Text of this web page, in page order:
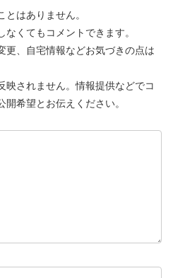
とはありません。
くてもコメントできます。
更、自宅情報などお気づきの点は
映されません。情報提供などでコ
開希望とお伝えください。